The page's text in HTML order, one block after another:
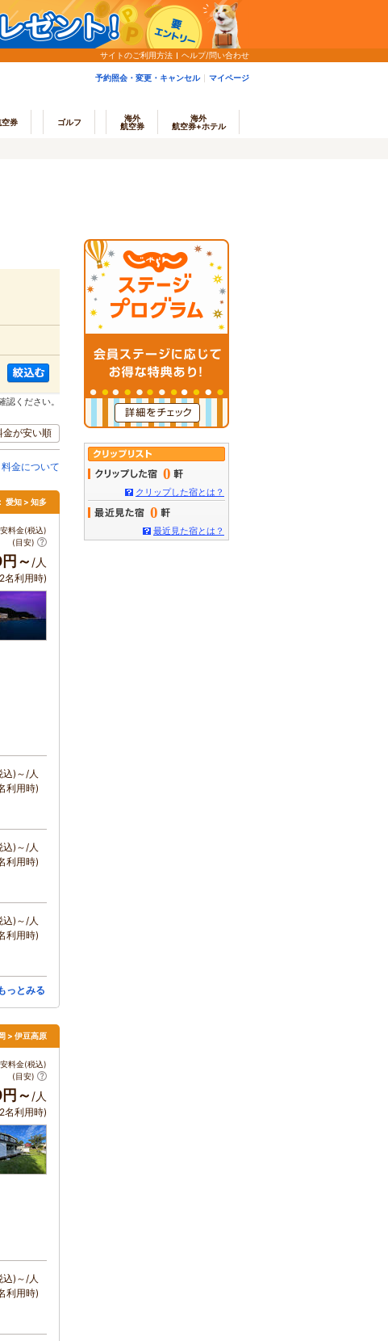
サイトのご利用方法 ヘルプ/問い合わせ
予約照会・変更・キャンセル マイページ
空券 ゴルフ
海外
航空券
海外
航空券+ホテル
ください。
金が安い順
料金について
愛知 > 知多
料金(税込)
(目安)
～ /人
名利用時)
込)～/人
利用時)
込)～/人
利用時)
込)～/人
利用時)
っとみる
> 伊豆高原
料金(税込)
(目安)
～ /人
名利用時)
込)～/人
利用時)
0
クリップした宿とは？
0
最近見た宿とは？